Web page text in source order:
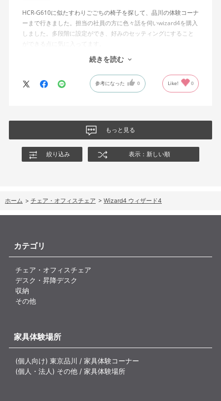
問い合わせに対しては、「オートフィットシンクロロッキングの
反力特性を自動調整する機能が働いているため」「Wizard2とは機
構が異なるため、同じ挙動にはならない」との回答をいただきま
強度調整との関係や、最弱設定であっても大きな反力が残る理由
製品自体に不具合があるとは考えていませんが、少なくとも私の
ングの特性や体重による使用感の違いが、より分かりやすく案内
されることを期待します。
HCR-G610に似たすわりごごちの椅子を探して、品川の体験コーナ
ーまで行きました。担当の社員の方に色々話を伺いwizard4を購入
しました。多段階に設定ができ、好みのセッティングにすること
ができる点に気に入ってます。
しいて言えば、座面がもう少し硬めが好みに近かったなと思いま
す。座面の硬さまで調節出来る機能が有れば完璧だと思います。
続きを読む
参考になった 0 Like! 0
もっと見る
絞り込み 表示：新しい順
ホーム > チェア・オフィスチェア > Wizard4 ウィザード4
カテゴリ
チェア・オフィスチェア
デスク・昇降デスク
収納
その他
家具体験場所
(個人向け) 東京品川 / 家具体験コーナー
(個人・法人) その他 / 家具体験場所